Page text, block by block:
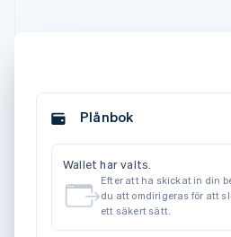
Plånbok
Wallet har valts.
Efter att ha skickat in din
du att omdirigeras för att
ett säkert sätt.